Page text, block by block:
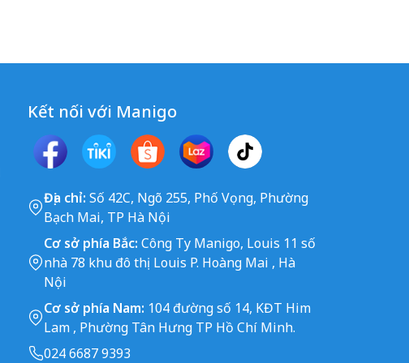
Kết nối với Manigo
Địa chỉ: Số 42C, Ngõ 255, Phố Vọng, Phường
Bạch Mai, TP Hà Nội
Cơ sở phía Bắc: Công Ty Manigo, Louis 11 số
nhà 78 khu đô thị Louis P. Hoàng Mai , Hà
Nội
Cơ sở phía Nam: 104 đường số 14, KĐT Him
Lam , Phường Tân Hưng TP Hồ Chí Minh.
024 6687 9393